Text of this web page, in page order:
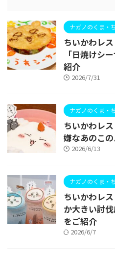
ナガノのくま・
ちいかわレ
「日焼けシ
紹介
2026/7/31
ナガノのくま・
ちいかわレ
嫌なあのこ
2026/6/13
ナガノのくま・
ちいかわレ
か大きい討伐
をご紹介
2026/6/7